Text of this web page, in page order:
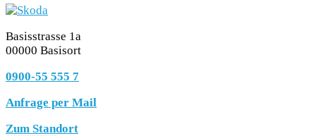
Basisstrasse 1a
00000 Basisort
0900-55 555 7
Anfrage per Mail
Zum Standort